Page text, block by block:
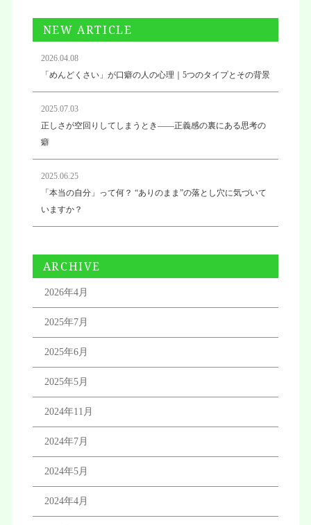
NEW ARTICLE
2026.04.08
「めんどくさい」が口癖の人の心理｜5つのタイプとその背景
2025.07.03
正しさが空回りしてしまうとき——正義感の裏にある思考の
癖
2025.06.25
「本当の自分」って何？ “ありのまま”の落とし穴に気づいて
いますか？
ARCHIVE
2026年4月
2025年7月
2025年6月
2025年5月
2024年11月
2024年7月
2024年5月
2024年4月